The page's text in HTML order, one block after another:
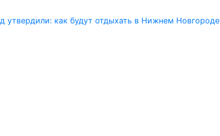
утвердили: как будут отдыхать в Нижнем Новгороде